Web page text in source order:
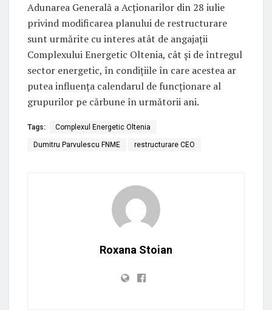
Adunarea Generală a Acționarilor din 28 iulie
privind modificarea planului de restructurare
sunt urmărite cu interes atât de angajații
Complexului Energetic Oltenia, cât și de întregul
sector energetic, în condițiile în care acestea ar
putea influența calendarul de funcționare al
grupurilor pe cărbune în următorii ani.
Tags: Complexul Energetic Oltenia
Dumitru Parvulescu FNME restructurare CEO
Roxana Stoian